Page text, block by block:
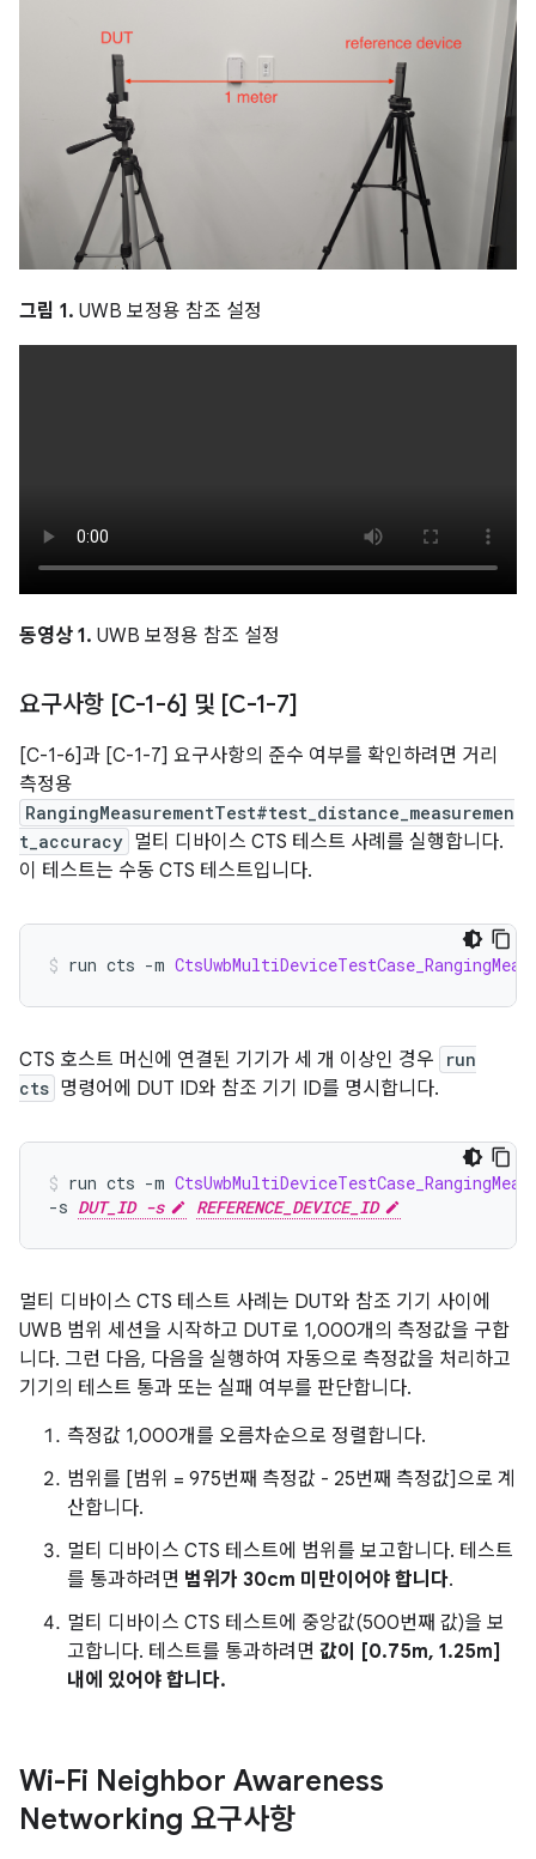
그림 1. UWB 보정용 참조 설정
동영상 1. UWB 보정용 참조 설정
요구사항 [C-1-6] 및 [C-1-7]
[C-1-6]과 [C-1-7] 요구사항의 준수 여부를 확인하려면 거리
측정용
RangingMeasurementTest#test_distance_measuremen
t_accuracy 멀티 디바이스 CTS 테스트 사례를 실행합니다.
이 테스트는 수동 CTS 테스트입니다.
run cts -m
CTS 호스트 머신에 연결된 기기가 세 개 이상인 경우
run
cts 명령어에 DUT ID와 참조 기기 ID를 명시합니다.
run cts -m
-s DUT_ID -s REFERENCE_DEVICE_ID
멀티 디바이스 CTS 테스트 사례는 DUT와 참조 기기 사이에
UWB 범위 세션을 시작하고 DUT로 1,000개의 측정값을 구합
니다. 그런 다음, 다음을 실행하여 자동으로 측정값을 처리하고
기기의 테스트 통과 또는 실패 여부를 판단합니다.
측정값 1,000개를 오름차순으로 정렬합니다.
범위를 [범위 = 975번째 측정값 - 25번째 측정값]으로 계
산합니다.
멀티 디바이스 CTS 테스트에 범위를 보고합니다. 테스트
를 통과하려면 범위가 30cm 미만이어야 합니다.
멀티 디바이스 CTS 테스트에 중앙값(500번째 값)을 보
고합니다. 테스트를 통과하려면 값이 [0.75m, 1.25m]
내에 있어야 합니다.
Wi-Fi Neighbor Awareness
Networking 요구사항